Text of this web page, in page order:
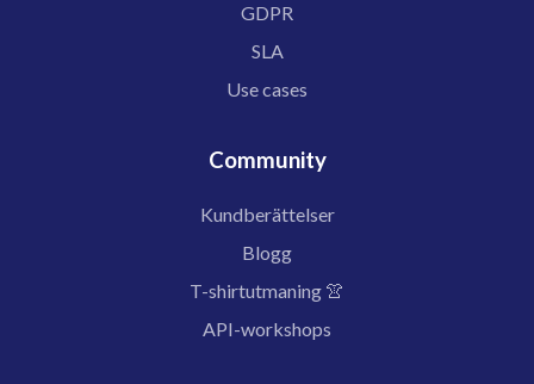
GDPR
SLA
Use cases
Community
Kundberättelser
Blogg
T-shirtutmaning 👚
API-workshops